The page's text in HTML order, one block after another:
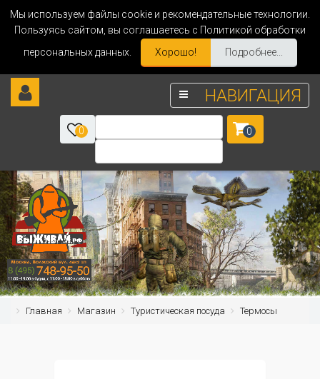
Мы используем файлы cookie и рекомендательные технологии.
Пользуясь сайтом, вы соглашаетесь с Политикой обработки
персональных данных.
Хорошо! Подробнее...
НАВИГАЦИЯ
0 0
Главная Магазин Туристическая посуда Термосы